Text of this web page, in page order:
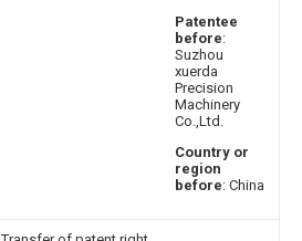
Patentee
before:
Suzhou
xuerda
Precision
Machinery
Co.,Ltd.
Country or
region
before: China